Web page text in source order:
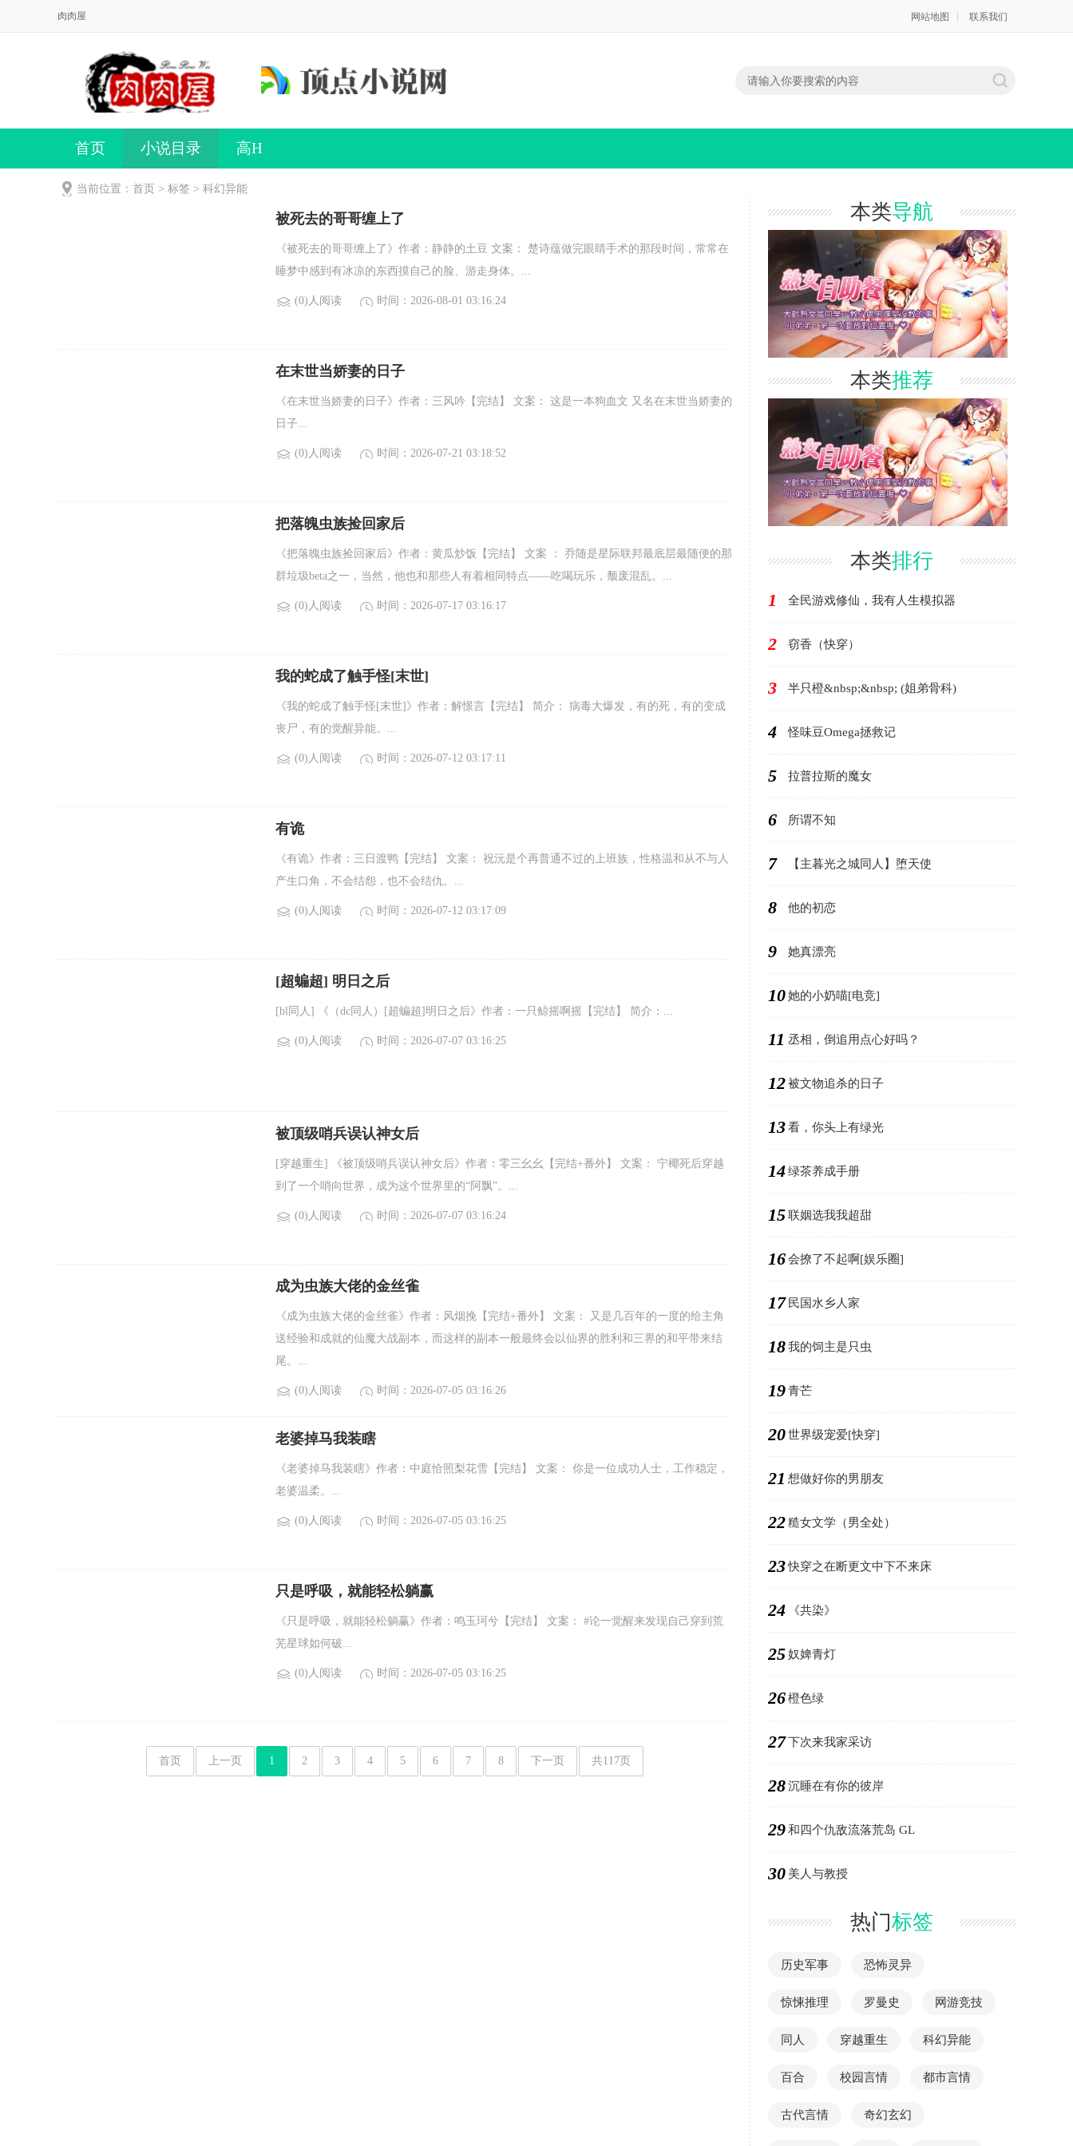
肉肉屋 网站地图 联系我们
首页 小说目录 高H
当前位置：首页 > 标签 > 科幻异能
被死去的哥哥缠上了
《被死去的哥哥缠上了》作者：静静的土豆 文案： 楚诗蕴做完眼睛手术的那段时间，常常在
睡梦中感到有冰凉的东西摸自己的脸、游走身体。...
(0)人阅读 时间：2026-08-01 03:16:24
在末世当娇妻的日子
《在末世当娇妻的日子》作者：三风吟【完结】 文案： 这是一本狗血文 又名在末世当娇妻的
日子...
(0)人阅读 时间：2026-07-21 03:18:52
把落魄虫族捡回家后
《把落魄虫族捡回家后》作者：黄瓜炒饭【完结】 文案 ： 乔随是星际联邦最底层最随便的那
群垃圾beta之一，当然，他也和那些人有着相同特点——吃喝玩乐，颓废混乱。...
(0)人阅读 时间：2026-07-17 03:16:17
我的蛇成了触手怪[末世]
《我的蛇成了触手怪[末世]》作者：解憬言【完结】 简介： 病毒大爆发，有的死，有的变成
丧尸，有的觉醒异能。...
(0)人阅读 时间：2026-07-12 03:17:11
有诡
《有诡》作者：三日渡鸭【完结】 文案： 祝沅是个再普通不过的上班族，性格温和从不与人
产生口角，不会结怨，也不会结仇。...
(0)人阅读 时间：2026-07-12 03:17:09
[超蝙超] 明日之后
[bl同人] 《（dc同人）[超蝙超]明日之后》作者：一只鲸摇啊摇【完结】 简介：...
(0)人阅读 时间：2026-07-07 03:16:25
被顶级哨兵误认神女后
[穿越重生] 《被顶级哨兵误认神女后》作者：零三幺幺【完结+番外】 文案： 宁椰死后穿越
到了一个哨向世界，成为这个世界里的“阿飘”。...
(0)人阅读 时间：2026-07-07 03:16:24
成为虫族大佬的金丝雀
《成为虫族大佬的金丝雀》作者：风烟挽【完结+番外】 文案： 又是几百年的一度的给主角
送经验和成就的仙魔大战副本，而这样的副本一般最终会以仙界的胜利和三界的和平带来结
尾。...
(0)人阅读 时间：2026-07-05 03:16:26
老婆掉马我装瞎
《老婆掉马我装瞎》作者：中庭恰照梨花雪【完结】 文案： 你是一位成功人士，工作稳定，
老婆温柔。...
(0)人阅读 时间：2026-07-05 03:16:25
只是呼吸，就能轻松躺赢
《只是呼吸，就能轻松躺赢》作者：鸣玉珂兮【完结】 文案： #论一觉醒来发现自己穿到荒
芜星球如何破...
(0)人阅读 时间：2026-07-05 03:16:25
首页 上一页 1 2 3 4 5 6 7 8 下一页 共117页
本类导航
本类推荐
本类排行
1 全民游戏修仙，我有人生模拟器
2 窃香（快穿）
3 半只橙&nbsp;&nbsp; (姐弟骨科)
4 怪味豆Omega拯救记
5 拉普拉斯的魔女
6 所谓不知
7 【主暮光之城同人】堕天使
8 他的初恋
9 她真漂亮
10她的小奶喵[电竞]
11 丞相，倒追用点心好吗？
12被文物追杀的日子
13看，你头上有绿光
14绿茶养成手册
15联姻选我我超甜
16会撩了不起啊[娱乐圈]
17 民国水乡人家
18我的饲主是只虫
19青芒
20世界级宠爱[快穿]
21 想做好你的男朋友
22糙女文学（男全处）
23快穿之在断更文中下不来床
24 《共染》
25奴婢青灯
26橙色绿
27下次来我家采访
28沉睡在有你的彼岸
29和四个仇敌流落荒岛 GL
30 美人与教授
热门标签
历史军事 恐怖灵异
惊悚推理 罗曼史 网游竞技
同人 穿越重生 科幻异能
百合 校园言情 都市言情
古代言情 奇幻玄幻